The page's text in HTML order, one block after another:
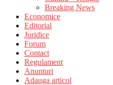
Breaking News
Economice
Editorial
Juridice
Forum
Contact
Regulament
Anunturi
Adauga articol